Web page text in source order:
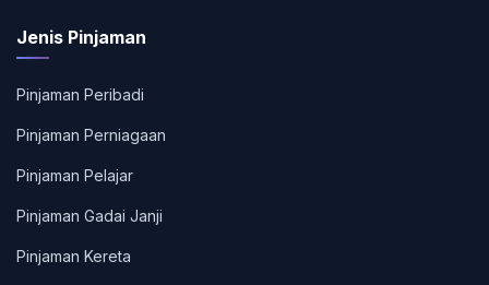
Jenis Pinjaman
Pinjaman Peribadi
Pinjaman Perniagaan
Pinjaman Pelajar
Pinjaman Gadai Janji
Pinjaman Kereta